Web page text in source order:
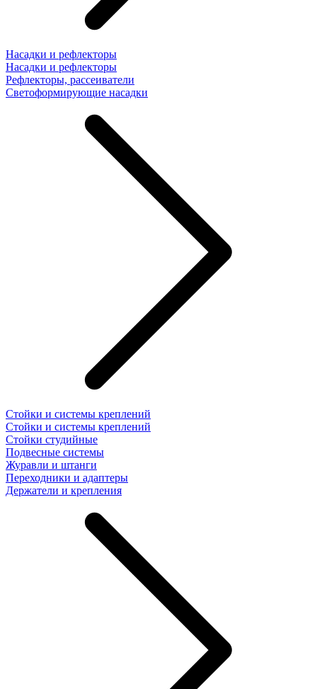
Насадки и рефлекторы
Насадки и рефлекторы
Рефлекторы, рассеиватели
Светоформирующие насадки
Стойки и системы креплений
Стойки и системы креплений
Стойки студийные
Подвесные системы
Журавли и штанги
Переходники и адаптеры
Держатели и крепления